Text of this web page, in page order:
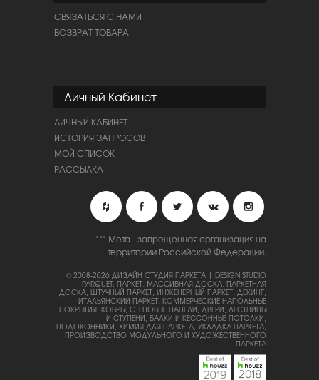
СВЯЗАТЬСЯ С НАМИ
ВОЗВРАТ ТОВАРА
Личный Кабинет
ЛИЧНЫЙ КАБИНЕТ
ИСТОРИЯ ЗАПРОСОВ
МОЙ СПИСОК
РАССЫЛКА
*** Мета - запрещенная организация на
территории Российской Федерации.
© 2008-2026 ДИЗАЙН СТУДИЯ ПАРКЕТА | DESIGN STUDIO
PARQUET. ПАРКЕТ, МАССИВНАЯ ДОСКА, ПАРКЕТНАЯ
ДОСКА, ШТУЧНЫЙ ПАРКЕТ, ИНЖЕНЕРНЫЙ ПАРКЕТ, ДЕКИНГ,
ИТАЛЬЯНСКИЙ ПАРКЕТ, КОММЕРЧЕСКИЕ НАПОЛЬНЫЕ
ПОКРЫТИЯ, КОВРЫ, СТЕНОВЫЕ ПАНЕЛИ, ДВЕРИ, ЛЕСТНИЦЫ
И СТУПЕНИ, БАЛКИ И КЕССОННЫЕ ПОТОЛКИ,
ПОДОКОННИКИ, ХИМИЯ ДЛЯ ПАРКЕТА, УКЛАДКА ПАРКЕТА,
ПРОИЗВОДСТВО МОДУЛЬНОГО И ХУДОЖЕСТВЕННОГО
ПАРКЕТА